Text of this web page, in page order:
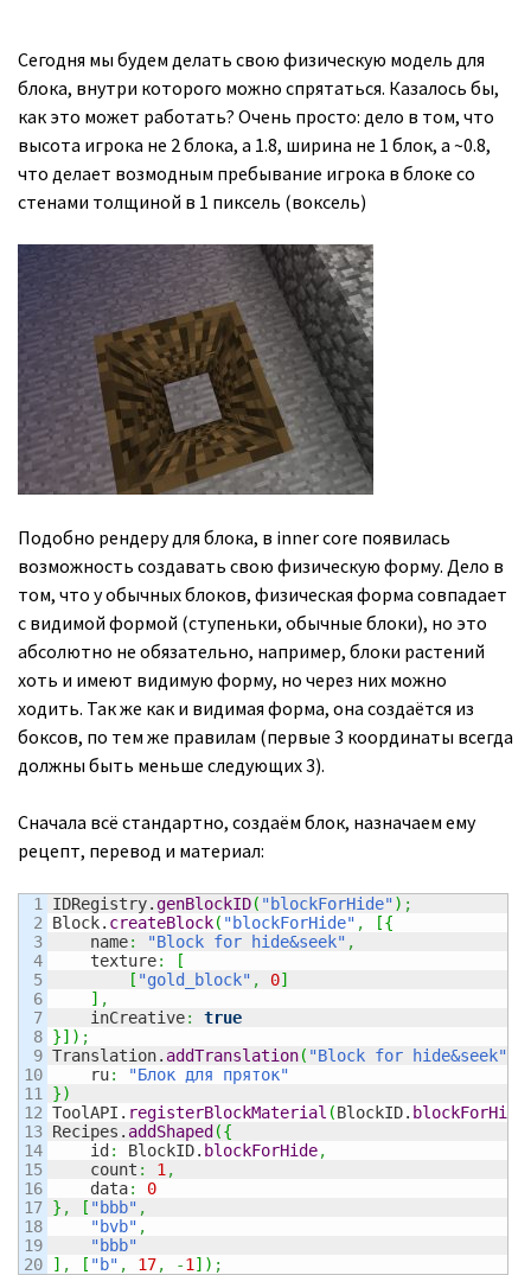
Сегодня мы будем делать свою физическую модель для
блока, внутри которого можно спрятаться. Казалось бы,
как это может работать? Очень просто: дело в том, что
высота игрока не 2 блока, а 1.8, ширина не 1 блок, а ~0.8,
что делает возмодным пребывание игрока в блоке со
стенами толщиной в 1 пиксель (воксель)
Подобно рендеру для блока, в inner core появилась
возможность создавать свою физическую форму. Дело в
том, что у обычных блоков, физическая форма совпадает
с видимой формой (ступеньки, обычные блоки), но это
абсолютно не обязательно, например, блоки растений
хоть и имеют видимую форму, но через них можно
ходить. Так же как и видимая форма, она создаётся из
боксов, по тем же правилам (первые 3 координаты всегда
должны быть меньше следующих 3).
Сначала всё стандартно, создаём блок, назначаем ему
рецепт, перевод и материал:
1
2
3
4
5
6
7
8
9
10
11
12
13
14
15
16
17
18
19
IDRegistry.genBlockID( "blockForHide") ;
Block. createBlock( "blockForHide" , [{
    name
: "Block for hide&seek" ,
    texture
:
[
[ "gold_block" , 0]
] ,
    inCreative
:
true
}] ) ;
Translation. addTranslation( "Block for hide&seek"
    ru
:
"Блок для пряток"
})
ToolAPI. registerBlockMaterial (BlockID. blockForHide
Recipes. addShaped ({
    id
: BlockID. blockForHide,
    count
: 1 ,
    data
:
0
} , [ "bbb" ,
"bvb" ,
"bbb"
] , [ "b" , 17, -1 ] ) ;